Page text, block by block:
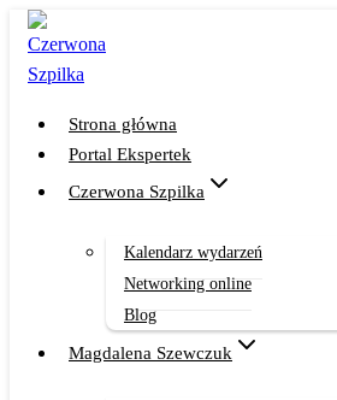
Przejdź
treści
Strona główna
Portal Ekspertek
Czerwona Szpilka
Kalendarz wydarzeń
Networking online
Blog
Magdalena Szewczuk